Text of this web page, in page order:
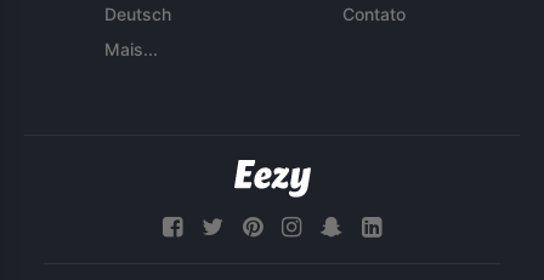
Deutsch
Mais...
Contato